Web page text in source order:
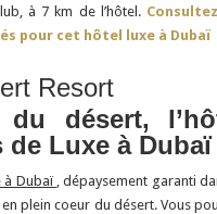
à 7 km de l’hôtel.
pour cet hôtel luxe à Dubaï
Resort
à Dubaï , dépaysement garanti
plein coeur du désert. Vous